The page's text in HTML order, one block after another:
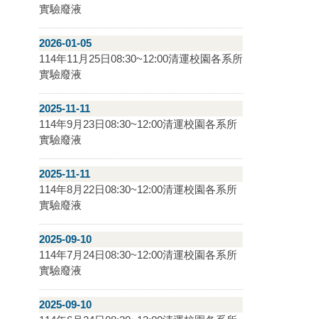
實驗廢液
2026-01-05
114年11月25日08:30~12:00清運校園各系所
實驗廢液
2025-11-11
114年9月23日08:30~12:00清運校園各系所
實驗廢液
2025-11-11
114年8月22日08:30~12:00清運校園各系所
實驗廢液
2025-09-10
114年7月24日08:30~12:00清運校園各系所
實驗廢液
2025-09-10